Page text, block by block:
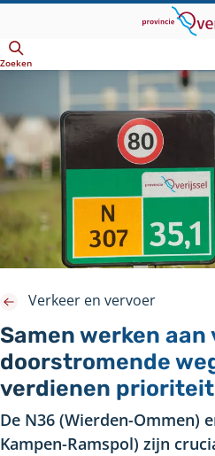
hoofdinhoud
Zoeken
Samen werken aan
doorstromende
verdienen prioriteit
Verkeer en vervoer
De N36 (Wierden-Ommen)
Kampen-Ramspol) zijn